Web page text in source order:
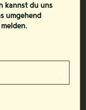
kannst du uns
umgehend